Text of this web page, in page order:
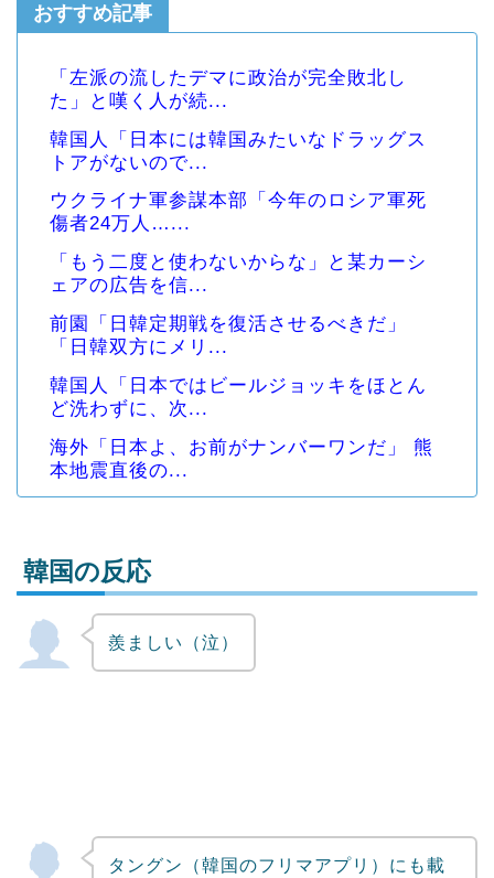
おすすめ記事
「左派の流したデマに政治が完全敗北し
た」と嘆く人が続...
韓国人「日本には韓国みたいなドラッグス
トアがないので...
ウクライナ軍参謀本部「今年のロシア軍死
傷者24万人…...
「もう二度と使わないからな」と某カーシ
ェアの広告を信...
前園「日韓定期戦を復活させるべきだ」
「日韓双方にメリ...
韓国人「日本ではビールジョッキをほとん
ど洗わずに、次...
海外「日本よ、お前がナンバーワンだ」 熊
本地震直後の...
Powered by livedoor 相互RSS
韓国の反応
羨ましい（泣）
タングン（韓国のフリマアプリ）にも載